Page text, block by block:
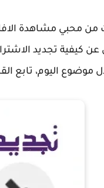
من محبي مشاهدة
موضوع اليوم، تابع